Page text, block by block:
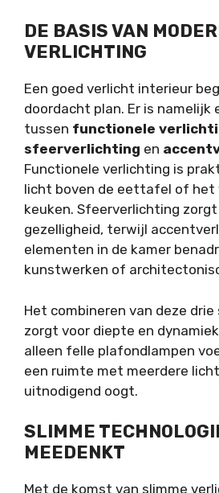
DE BASIS VAN
VERLICHTING
Een goed verlicht interieur
doordacht plan. Er is namelijk
tussen functionele
sfeerverlichting en
Functionele verlichting is
licht boven de eettafel of het
keuken. Sfeerverlichting
gezelligheid, terwijl
elementen in de kamer
kunstwerken of
Het combineren van deze
zorgt voor diepte en
alleen felle plafondlampen
een ruimte met meerdere
uitnodigend oogt.
SLIMME
MEEDENKT
Met de komst van slimme